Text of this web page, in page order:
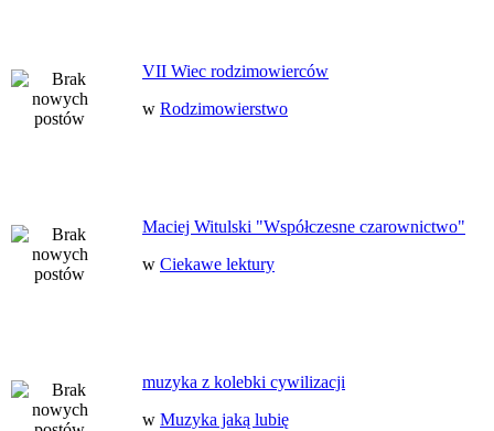
VII Wiec rodzimowierców
w Rodzimowierstwo
Maciej Witulski "Współczesne czarownictwo"
w Ciekawe lektury
muzyka z kolebki cywilizacji
w Muzyka jaką lubię